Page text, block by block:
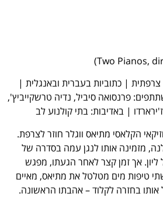
| 90 דקות | צרפתית | כתוביות בעברית ובאנגלית |
פרנסואה סיביל, נדיה טרשקייביץ',
| באדיבות: בתי קולנוע לב
הקלאסי מתיאס ווגלר חוזר לצרפת.
מזמינה אותו לנגן עמה בסדרה של
ליון. אך זמן קצר לאחר הגעתו, מפגש
טיפות מים מטלטל את מתיאס, מאיים
אותו בחזרה לקלוד – אהבתו הראשונה.